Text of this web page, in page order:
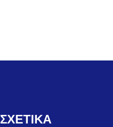
ΣΧΕΤΙΚΑ